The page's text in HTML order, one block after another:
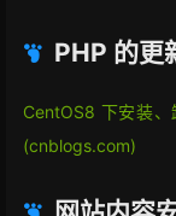
PHP 的更
CentOS8 下安装
(cnblogs.com)